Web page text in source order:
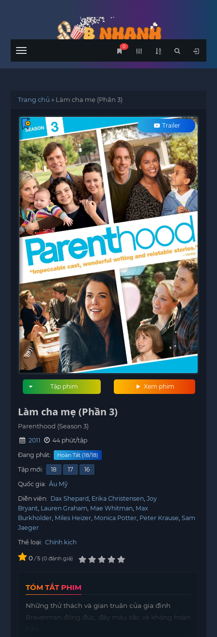
Menu
0
Trang chủ » Làm cha mẹ (Phần 3)
Trailer
Xem phim
Tập phim
Làm cha mẹ (Phần 3)
Parenthood (Season 3)
2011
44 phút/tập
Đang phát:
Hoàn Tất (18/18)
Tập mới: 18 17
16
Quốc gia: Âu Mỹ
Diễn viên: Dax Shepard Erika Christensen Joy
Bryant Lauren Graham Mae Whitman Max
Burkholder Miles Heizer Monica Potter Peter Krause Sam
Jaeger
Thể loại: Chính kịch
0 / 5 0 đánh giá
TÓM TẮT PHIM
Những thử thách và gian truân của gia đình
Braverman đông đúc, đầy màu sắc và không hoàn